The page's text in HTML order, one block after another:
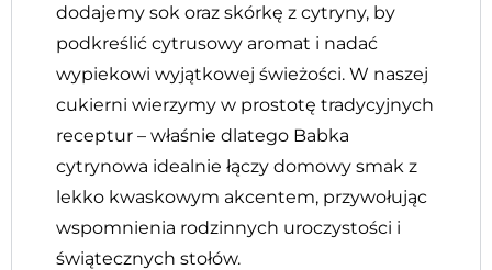
dodajemy sok oraz skórkę z cytryny, by
podkreślić cytrusowy aromat i nadać
wypiekowi wyjątkowej świeżości. W naszej
cukierni wierzymy w prostotę tradycyjnych
receptur – właśnie dlatego Babka
cytrynowa idealnie łączy domowy smak z
lekko kwaskowym akcentem, przywołując
wspomnienia rodzinnych uroczystości i
świątecznych stołów.